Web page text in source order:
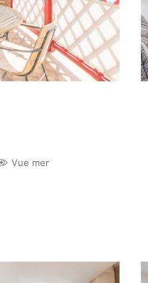
Vue mer